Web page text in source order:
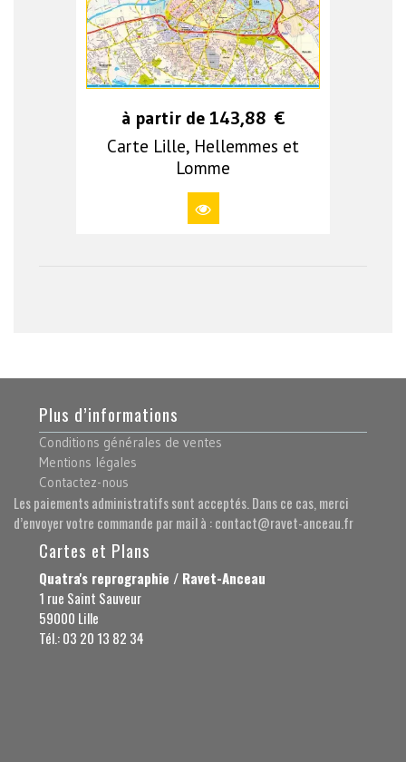
à partir de 143,88 €
Carte Lille, Hellemmes et
Lomme
Plus d’informations
Conditions générales de ventes
Mentions légales
Contactez-nous
Les paiements administratifs sont acceptés. Dans ce cas, merci
d’envoyer votre commande par mail à : contact@ravet-anceau.fr
Cartes et Plans
Quatra's reprographie / Ravet-Anceau
1 rue Saint Sauveur
59000 Lille
Tél.: 03 20 13 82 34